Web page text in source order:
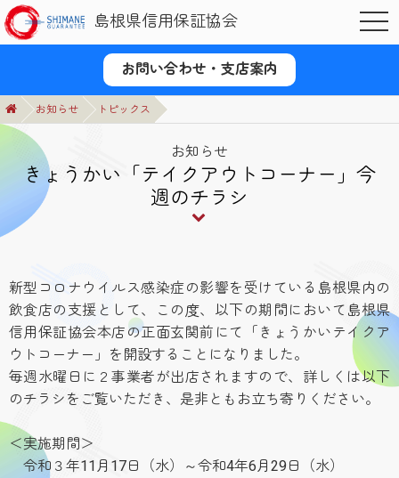
島根県信用保証協会
お問い合わせ・支店案内
お知らせ トピックス
お知らせ
きょうかい「テイクアウトコーナー」今
週のチラシ
新型コロナウイルス感染症の影響を受けている島根県内の
飲食店の支援として、この度、以下の期間において島根県
信用保証協会本店の正面玄関前にて「きょうかいテイクア
ウトコーナー」を開設することになりました。
毎週水曜日に２事業者が出店されますので、詳しくは以下
のチラシをご覧いただき、是非ともお立ち寄りください。
＜実施期間＞
令和３年11月17日（水）～令和4年6月29日（水）